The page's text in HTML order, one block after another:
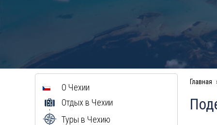
Главная
О Чехии
Отдых в Чехии
Туры в Чехию